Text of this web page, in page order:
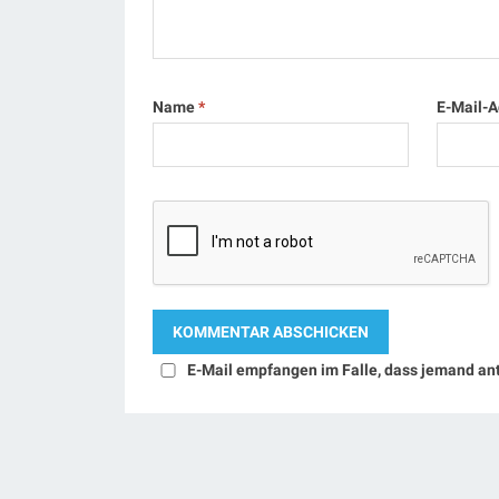
Name* E-Mail-
E-Mail empfangen im Falle, dass jemand